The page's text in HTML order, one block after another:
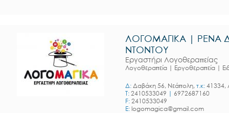
ΛΟΓΟΜΑΓΙΚΑ | ΡΕΝΑ
ΝΤΟΝΤΟΥ
Εργαστήρι Λογοθεραπείας
Λογοθεραπεία | Εργοθεραπεία |
Δ: Δαβάκη 56, Νεάπολη, τ.κ: 41334,
T: 2410533049 | 6972687160
F: 2410533049
E: logomagica@gmail.com